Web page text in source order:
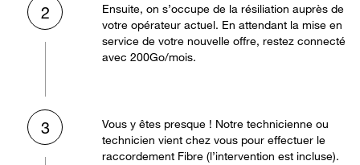
2
Ensuite, on s’occupe de la résiliation auprès de
votre opérateur actuel. En attendant la mise en
service de votre nouvelle offre, restez connecté
avec 200Go/mois.
3
Vous y êtes presque ! Notre technicienne ou
technicien vient chez vous pour effectuer le
raccordement Fibre (l’intervention est incluse).